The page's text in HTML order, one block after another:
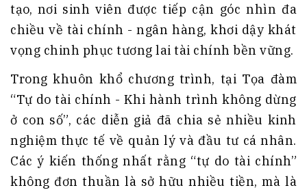
tạo, nơi sinh viên được tiếp cận góc nhìn đa
chiều về tài chính - ngân hàng, khơi dậy khát
vọng chinh phục tương lai tài chính bền vững.
Trong khuôn khổ chương trình, tại Tọa đàm
“Tự do tài chính - Khi hành trình không dừng
ở con số”, các diễn giả đã chia sẻ nhiều kinh
nghiệm thực tế về quản lý và đầu tư cá nhân.
Các ý kiến thống nhất rằng “tự do tài chính”
không đơn thuần là sở hữu nhiều tiền, mà là